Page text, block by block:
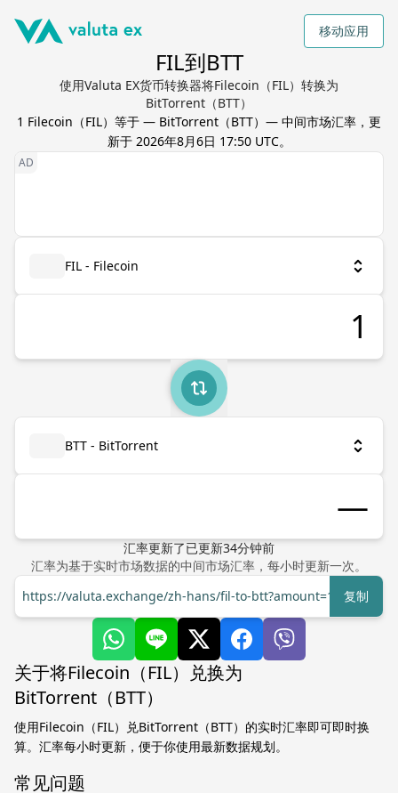
移动应用
FIL到BTT
使用Valuta EX货币转换器将Filecoin（FIL）转换为
BitTorrent（BTT）
1 Filecoin （FIL）等于 — BitTorrent （BTT）— 中间市场汇率，更
新于 2026年8月6日 17:50 UTC。
FIL - Filecoin
BTT - BitTorrent
汇率更新了已更新34分钟前
汇率为基于实时市场数据的中间市场汇率，每小时更新一次。
https://valuta.exchange/zh-hans/fil-to-btt?amount=1
复制
关于将Filecoin（FIL）兑换为
BitTorrent（BTT）
使用Filecoin（FIL）兑BitTorrent（BTT）的实时汇率即可即时换
算。汇率每小时更新，便于你使用最新数据规划。
常见问题